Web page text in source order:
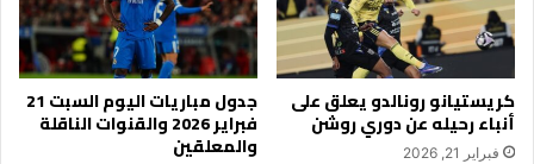
كريستيانو رونالدو يعلق على
أنباء رحيله عن دوري روشن
فبراير 21, 2026
جدول مباريات اليوم السبت 21
فبراير 2026 والقنوات الناقلة
والمعلقين